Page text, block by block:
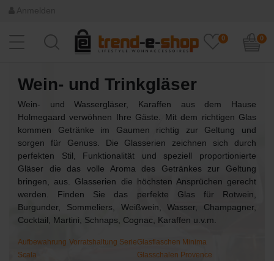
0 0
Wein- und Trinkgläser
Wein- und Wassergläser, Karaffen aus dem Hause
Holmegaard verwöhnen Ihre Gäste. Mit dem richtigen Glas
kommen Getränke im Gaumen richtig zur Geltung und
sorgen für Genuss. Die Glasserien zeichnen sich durch
perfekten Stil, Funktionalität und speziell proportionierte
Gläser die das volle Aroma des Getränkes zur Geltung
bringen, aus. Glasserien die höchsten Ansprüchen gerecht
werden. Finden Sie das perfekte Glas für Rotwein,
Burgunder, Sommeliers, Weißwein, Wasser, Champagner,
Cocktail, Martini, Schnaps, Cognac, Karaffen u.v.m.
Aufbewahrung Vorratshaltung Serie
Scala
Glasflaschen Minima
Glasschalen Provence